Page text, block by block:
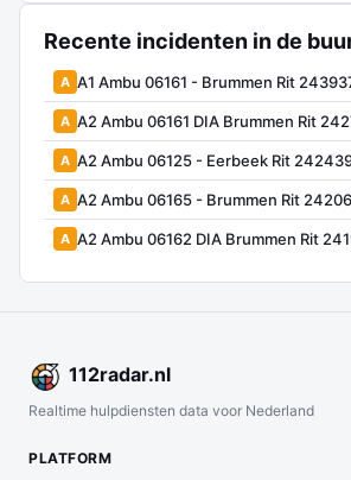
Recente incidenten in de
A A1 Ambu 06161 - Brummen Rit
A A2 Ambu 06161 DIA Brummen Rit
A A2 Ambu 06125 - Eerbeek Rit
A A2 Ambu 06165 - Brummen Rit
A A2 Ambu 06162 DIA Brummen Rit
112radar.nl
Realtime hulpdiensten data voor Nederland
PLATFORM